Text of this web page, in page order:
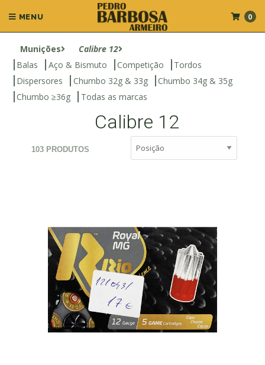
MENU 0
Munições
Calibre 12
Balas
Aço & Bismuto Competição
Tordos
Dispersores
Chumbo 32g & 33g
Chumbo 34g & 35g
Chumbo ≥36g
Todas as marcas
Calibre 12
103 PRODUTOS